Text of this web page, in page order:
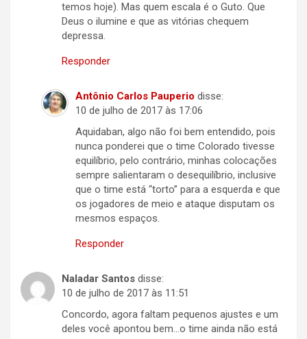
temos hoje). Mas quem escala é o Guto. Que
Deus o ilumine e que as vitórias chequem
depressa.
Responder
Antônio Carlos Pauperio disse:
10 de julho de 2017 às 17:06
Aquidaban, algo não foi bem entendido, pois
nunca ponderei que o time Colorado tivesse
equilíbrio, pelo contrário, minhas colocações
sempre salientaram o desequilíbrio, inclusive
que o time está “torto” para a esquerda e que
os jogadores de meio e ataque disputam os
mesmos espaços.
Responder
Naladar Santos disse:
10 de julho de 2017 às 11:51
Concordo, agora faltam pequenos ajustes e um
deles você apontou bem…o time ainda não está